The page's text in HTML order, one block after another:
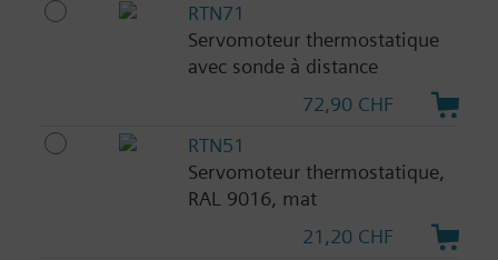
RTN71
Servomoteur thermostatique
avec sonde à distance
72,90 CHF
RTN51
Servomoteur thermostatique,
RAL 9016, mat
21,20 CHF